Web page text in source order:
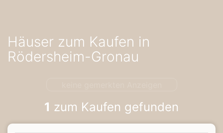
zur
Navigation
zum
Häuser zum Kaufen in
Rödersheim-Gronau
1 zum Kaufen gefunden